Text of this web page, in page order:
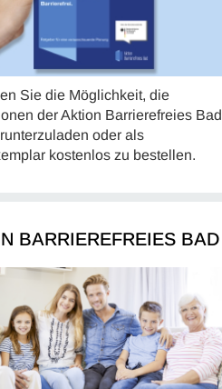
Sie die Möglichkeit, die
der Aktion Barrierefreies Bad
oder als
kostenlos zu bestellen.
BARRIEREFREIES BAD